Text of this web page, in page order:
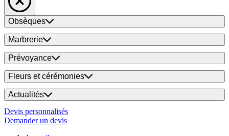
Obsèques
Marbrerie
Prévoyance
Fleurs et cérémonies
Actualités
Devis personnalisés
Demander un devis